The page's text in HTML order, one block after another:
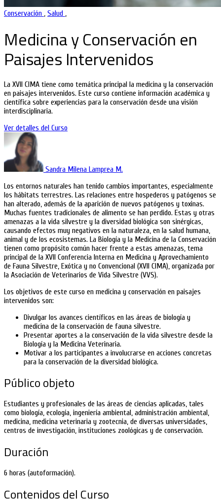
Conservación , Salud ,
Medicina y Conservación en
Paisajes Intervenidos
La XVII CIMA tiene como temática principal la medicina y la conservación
en paisajes intervenidos. Este curso contiene información académica y
científica sobre experiencias para la conservación desde una visión
interdisciplinaria.
Ver detalles del Curso
Sandra Milena Lamprea M.
Los entornos naturales han tenido cambios importantes, especialmente
los hábitats terrestres. Las relaciones entre hospederos y patógenos se
han alterado, además de la aparición de nuevos patógenos y toxinas.
Muchas fuentes tradicionales de alimento se han perdido. Estas y otras
amenazas a la vida silvestre y la diversidad biológica son sinérgicas,
causando efectos muy negativos en la naturaleza, en la salud humana,
animal y de los ecosistemas. La Biología y la Medicina de la Conservación
tienen como propósito común hacer frente a estas amenazas, tema
principal de la XVII Conferencia Interna en Medicina y Aprovechamiento
de Fauna Silvestre, Exótica y no Convencional (XVII CIMA), organizada por
la Asociación de Veterinarios de Vida Silvestre (VVS).
Los objetivos de este curso en medicina y conservación en paisajes
intervenidos son:
Divulgar los avances científicos en las áreas de biología y
medicina de la conservación de fauna silvestre.
Presentar aportes a la conservación de la vida silvestre desde la
Biología y la Medicina Veterinaria.
Motivar a los participantes a involucrarse en acciones concretas
para la conservación de la diversidad biológica.
Público objeto
Estudiantes y profesionales de las áreas de ciencias aplicadas, tales
como biología, ecología, ingeniería ambiental, administración ambiental,
medicina, medicina veterinaria y zootecnia, de diversas universidades,
centros de investigación, instituciones zoológicas y de conservación.
Duración
6 horas (autoformación).
Contenidos del Curso